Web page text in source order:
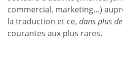
commercial, marketing…)
la traduction et ce, dans plus
courantes aux plus rares.